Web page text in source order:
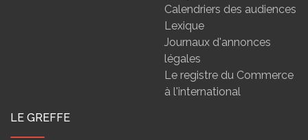
Calendriers des audiences
Lexique
Journaux d'annonces
légales
Le registre du Commerce
à l'international
LE GREFFE